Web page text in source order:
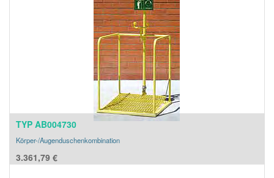
TYP AB004730
Körper-/Augenduschenkombination
3.361,79 €